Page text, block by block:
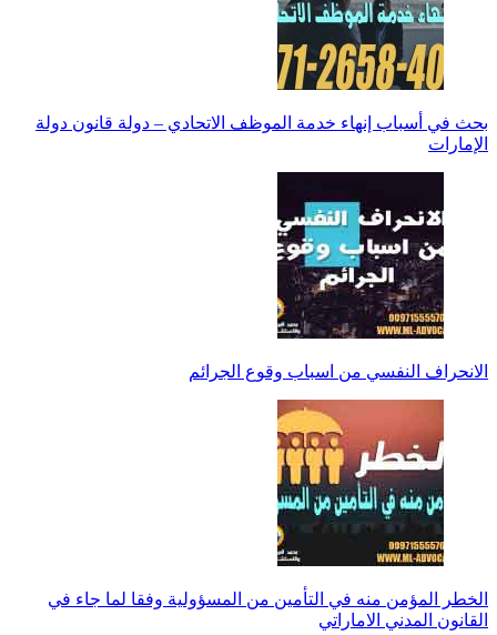
بحث في أسباب إنهاء خدمة الموظف الاتحادي – دولة قانون دولة
الإمارات
الانحراف النفسي من اسباب وقوع الجرائم
الخطر المؤمن منه في التأمين من المسؤولية وفقا لما جاء في
القانون المدني الاماراتي